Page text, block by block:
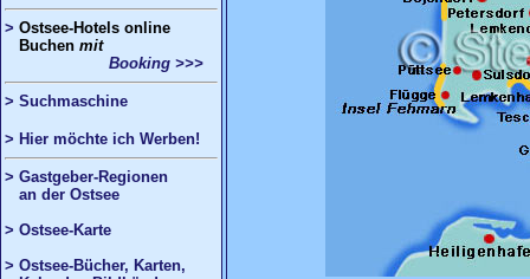
> Ostsee-Hotels online
Buchen mit
Booking >>>
> Suchmaschine
> Hier möchte ich Werben!
> Gastgeber-Regionen
an der Ostsee
> Ostsee-Karte
> Ostsee-Bücher, Karten,